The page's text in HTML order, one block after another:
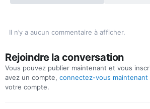
Il n’y a aucun commentaire à afficher.
Rejoindre la conversation
Vous pouvez publier maintenant et vous
avez un compte, connectez-vous maintenant
votre compte.